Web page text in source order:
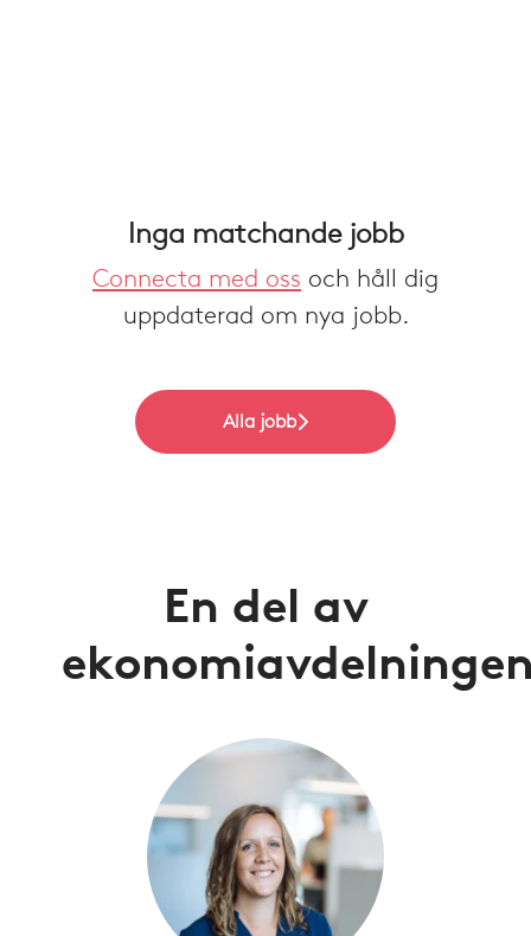
Inga matchande jobb
Connecta med oss och håll dig
uppdaterad om nya jobb.
Alla jobb
En del av